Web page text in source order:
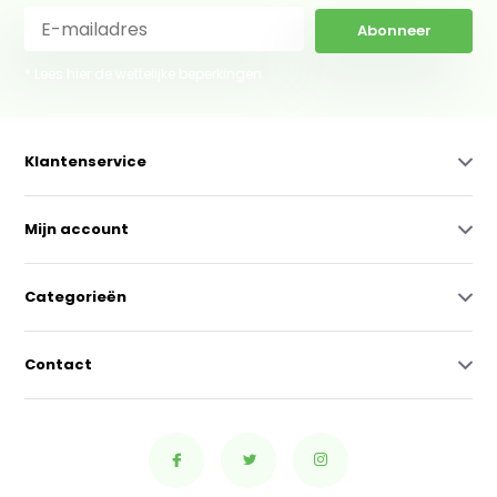
Abonneer
Klantenservice
Mijn account
Categorieën
Contact